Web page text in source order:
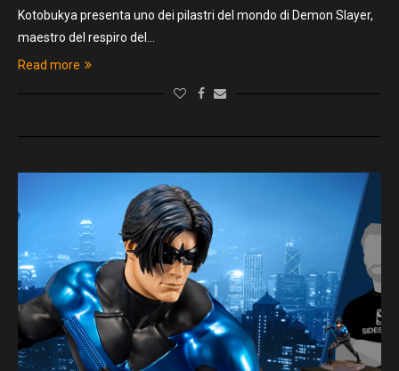
Kotobukya presenta uno dei pilastri del mondo di Demon Slayer,
maestro del respiro del…
Read more